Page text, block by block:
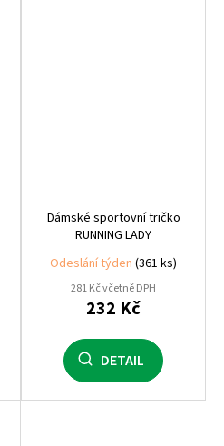
Dámské sportovní tričko
RUNNING LADY
Odeslání týden (361 ks)
281 Kč včetně DPH
232 Kč
DETAIL